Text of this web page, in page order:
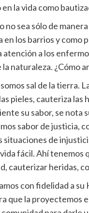
la vida como
no sea sólo de
en los barrios y
atención a los
naturaleza. ¿Cómo
sal de la tierra.
pieles, cauteriza las
su sabor, se nota
sabor de justicia,
situaciones de
fácil. Ahí
cauterizar heridas,
con fidelidad a
que la proyectemos